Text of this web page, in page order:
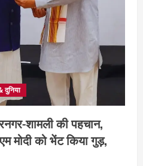
दुनिया
शामली की पहचान,
मोदी को भेंट किया गुड़,